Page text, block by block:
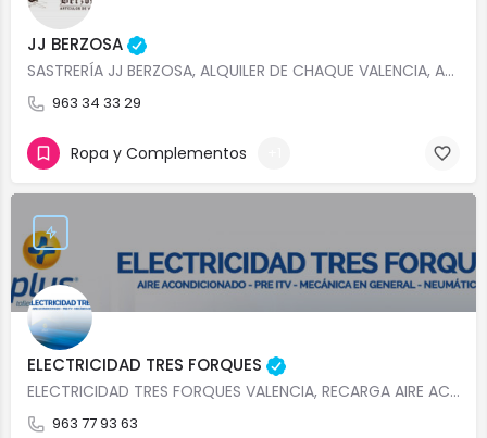
JJ BERZOSA
SASTRERÍA JJ BERZOSA, ALQUILER DE CHAQUE VALENCIA, ALQUILER CHAQUES PARA MÚSICOS VALENCIA, ALQUILER CHAQUES…
963 34 33 29
Ropa y Complementos
ELECTRICIDAD TRES FORQUES
ELECTRICIDAD TRES FORQUES VALENCIA, RECARGA AIRE ACONDICIONADO VALENCIA, REVISIÓN AIRE ACONDICIONADO…
963 77 93 63